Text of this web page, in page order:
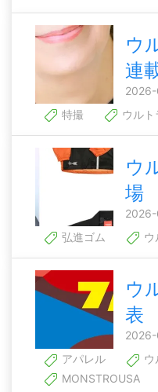
ウ
連
特撮
ウルト
ウ
場
弘進ゴム
ウ
ウ
表
アパレル
ウ
MONSTROUSA